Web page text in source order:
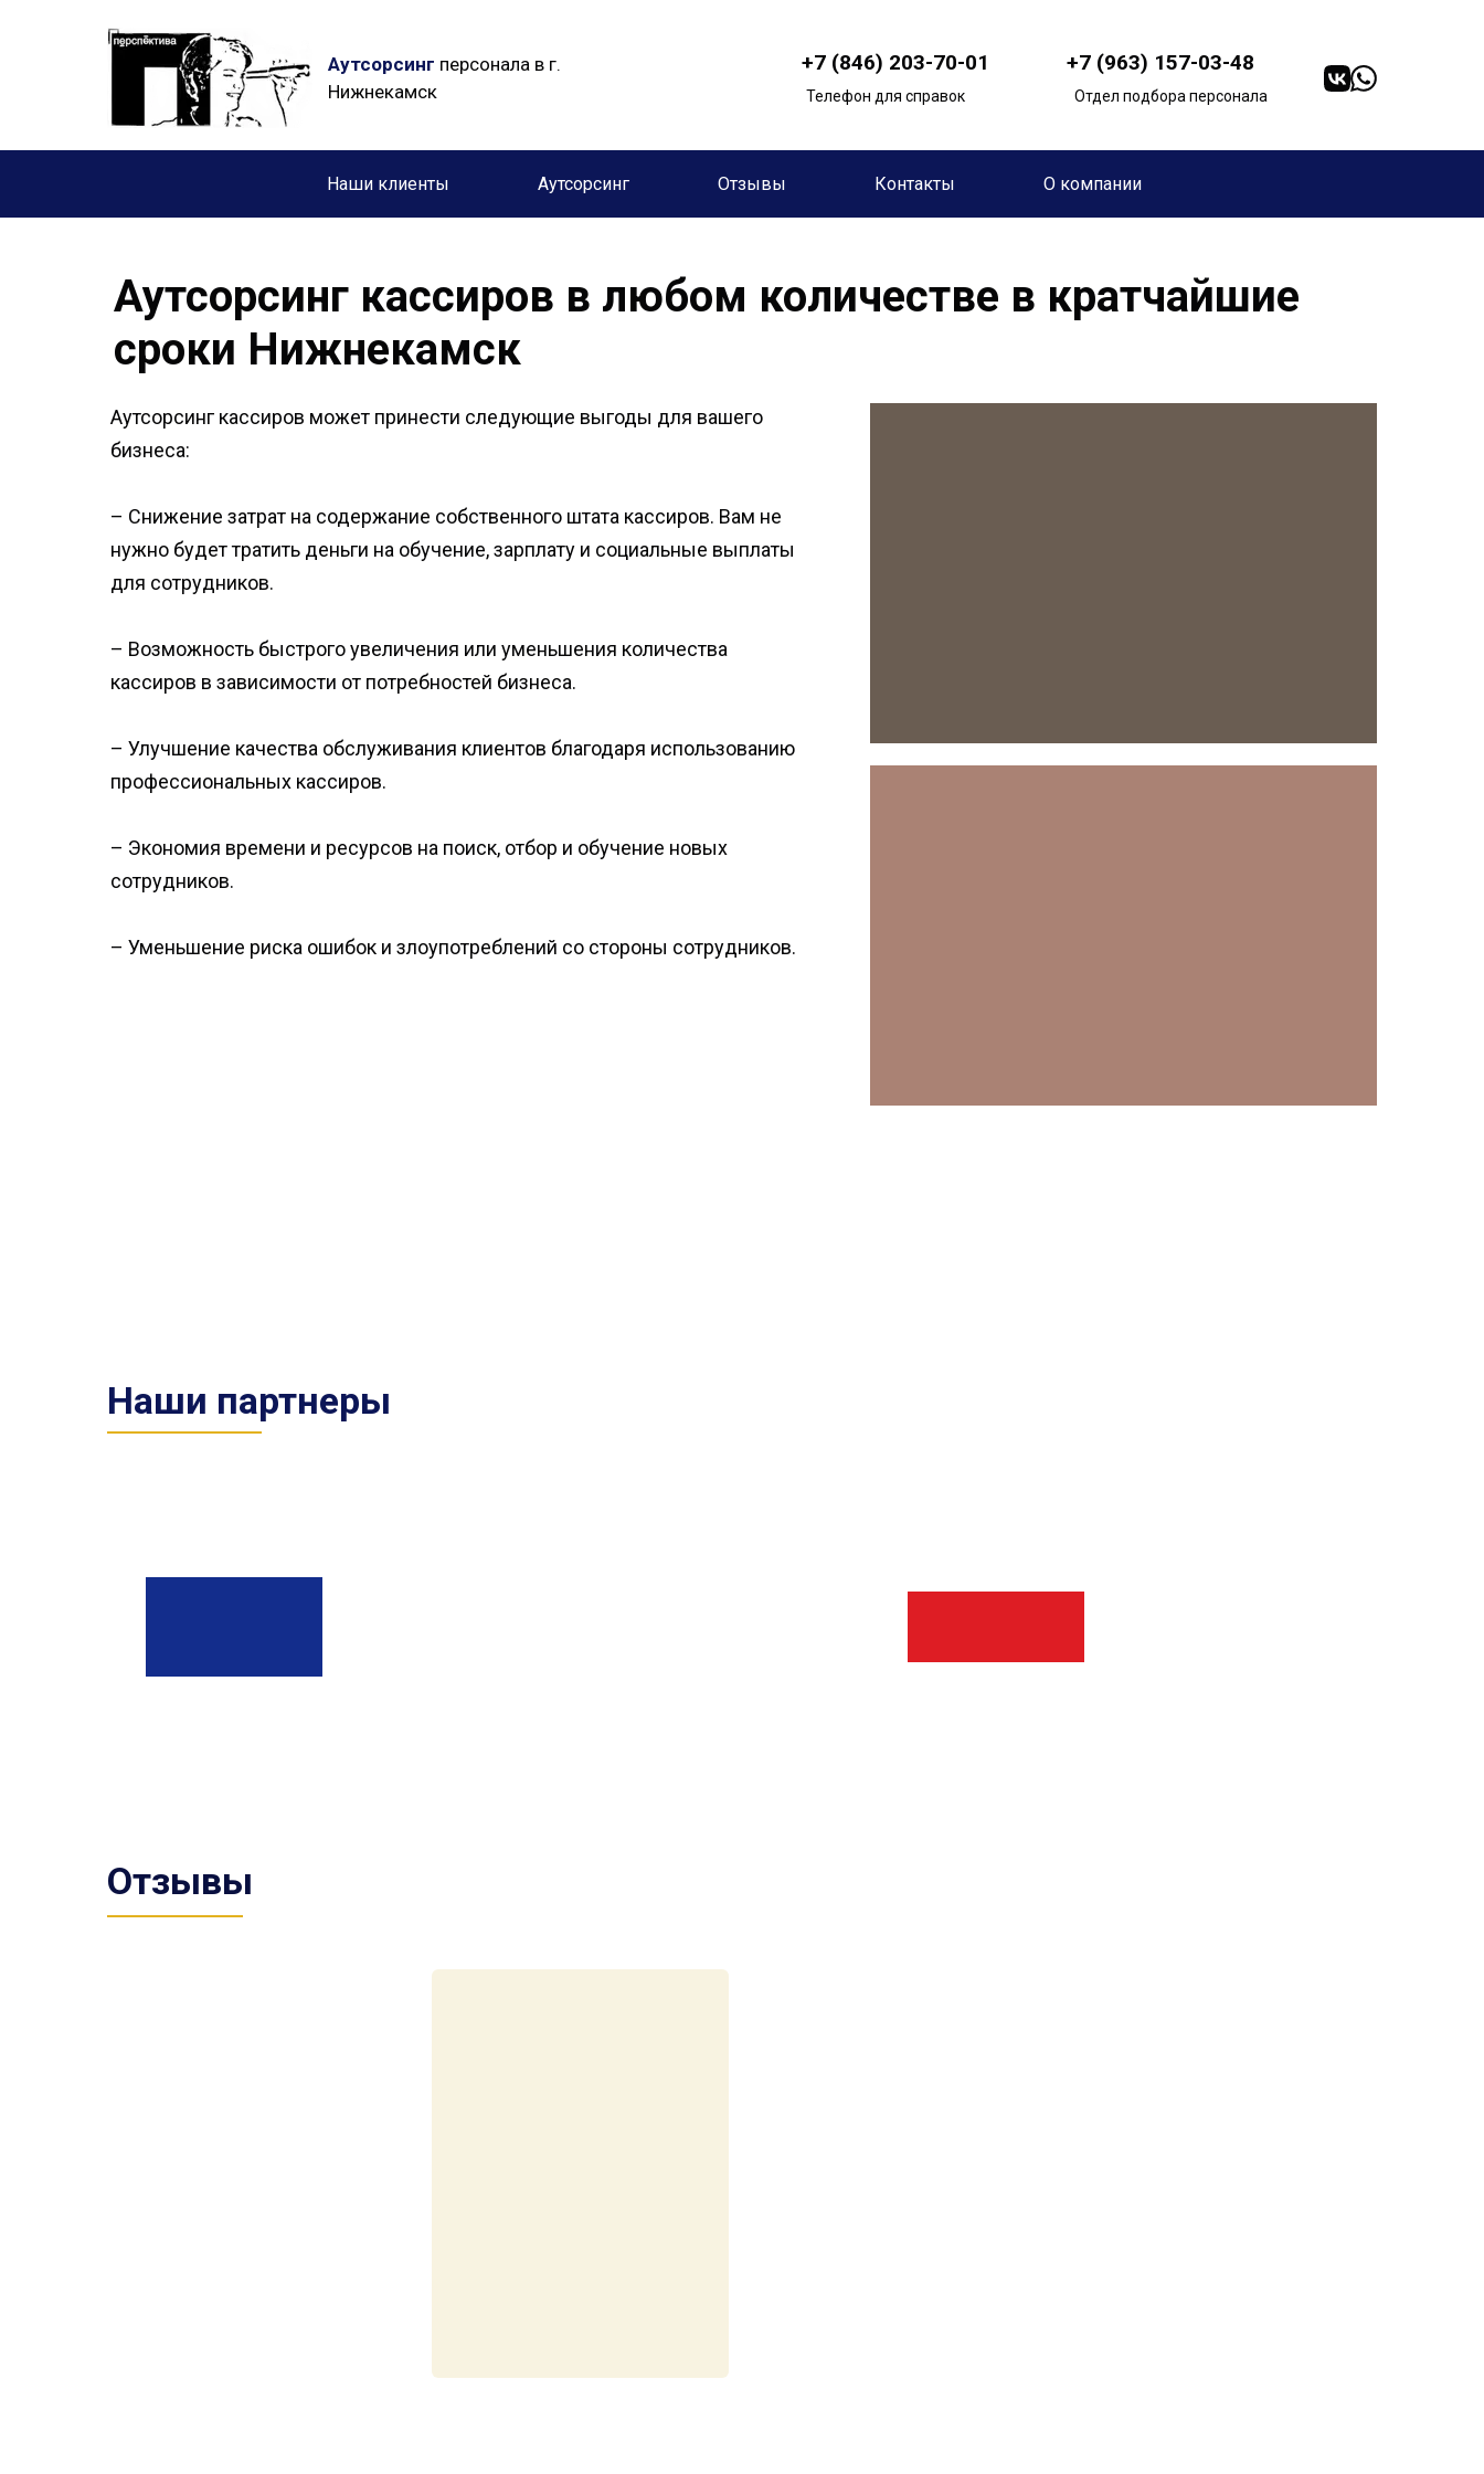
Аутсорсинг персонала в г.
Нижнекамск
+7 (846) 203-70-01 +7 (963) 157-03-48
Телефон для справок Отдел подбора персонала
Наши клиенты Аутсорсинг Отзывы Контакты О компании
Аутсорсинг кассиров может принести следующие выгоды для вашего
бизнеса:
– Снижение затрат на содержание собственного штата кассиров. Вам не
нужно будет тратить деньги на обучение, зарплату и социальные выплаты
для сотрудников.
– Возможность быстрого увеличения или уменьшения количества
кассиров в зависимости от потребностей бизнеса.
– Улучшение качества обслуживания клиентов благодаря использованию
профессиональных кассиров.
– Экономия времени и ресурсов на поиск, отбор и обучение новых
сотрудников.
– Уменьшение риска ошибок и злоупотреблений со стороны сотрудников.
Аутсорсинг кассиров в любом количестве в кратчайшие
сроки Нижнекамск
Наши партнеры
Отзывы